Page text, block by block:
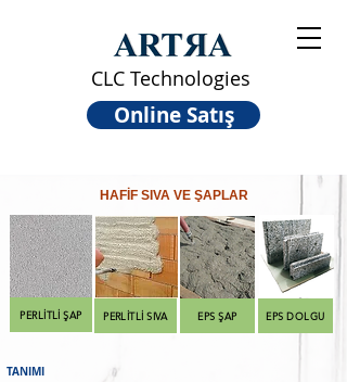
CLC Technologies
Online Satış
HAFİF SIVA VE ŞAPLAR
PERLİTLİ ŞAP PERLİTLİ SIVA EPS ŞAP EPS DOLGU
TANIMI